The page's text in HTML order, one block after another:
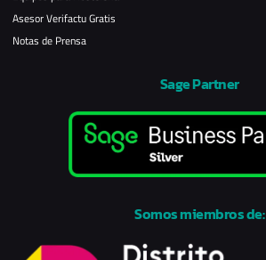
Asesor Verifactu Gratis
Notas de Prensa
Sage Partner
Somos miembros de: